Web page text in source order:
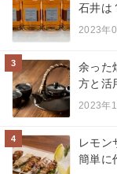
石井は
2023年
3
余った
方と活
2023年
4
レモン
簡単に